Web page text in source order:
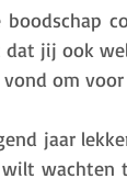
jij ook
om
jaar
wachten